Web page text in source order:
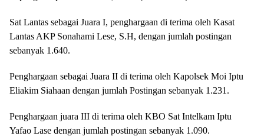
Sat Lantas sebagai Juara I, penghargaan di terima oleh Kasat
Lantas AKP Sonahami Lese, S.H, dengan jumlah postingan
sebanyak 1.640.
Penghargaan sebagai Juara II di terima oleh Kapolsek Moi Iptu
Eliakim Siahaan dengan jumlah Postingan sebanyak 1.231.
Penghargaan juara III di terima oleh KBO Sat Intelkam Iptu
Yafao Lase dengan jumlah postingan sebanyak 1.090.